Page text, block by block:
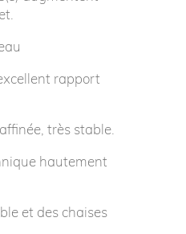
rapport
très stable.
hautement
et des chaises